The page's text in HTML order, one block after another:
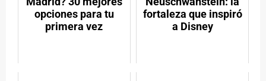
opciones para tu
primera vez
fortaleza que inspiró
a Disney